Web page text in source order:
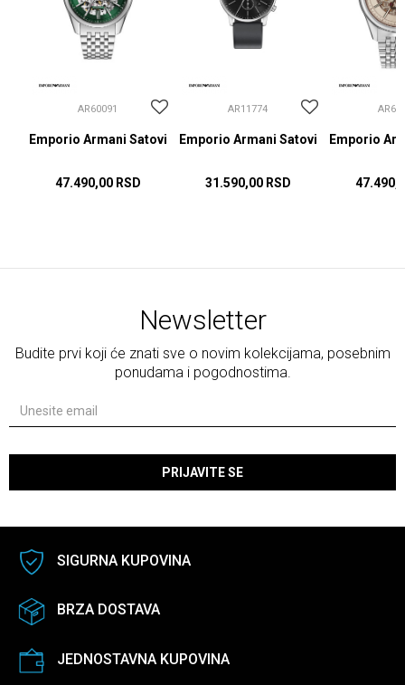
AR60091
Emporio Armani Satovi
47.490,00 RSD
AR11774
Emporio Armani Satovi
31.590,00 RSD
Emporio
Newsletter
Budite prvi koji će znati sve o novim kolekcijama, posebnim
ponudama i pogodnostima.
PRIJAVITE SE
SIGURNA KUPOVINA
BRZA DOSTAVA
JEDNOSTAVNA KUPOVINA